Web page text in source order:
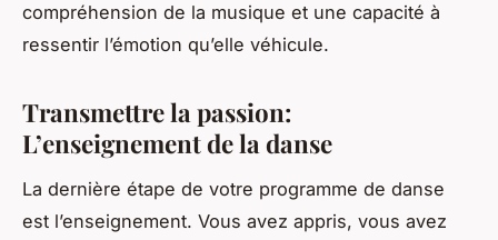
compréhension de la musique et une capacité à
ressentir l’émotion qu’elle véhicule.
Transmettre la passion:
L’enseignement de la danse
La dernière étape de votre programme de danse
est l’enseignement. Vous avez appris, vous avez